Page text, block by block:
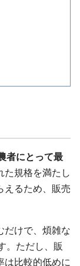
者にとって最
た規格を満たし
えるため、販売
だけで、煩雑な
。ただし、販
は比較的低めに